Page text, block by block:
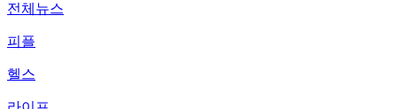
전체뉴스
피플
헬스